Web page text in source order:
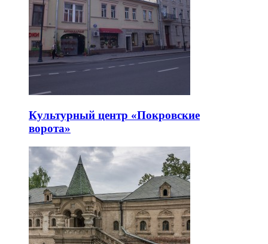
Культурный центр «Покровские
ворота»